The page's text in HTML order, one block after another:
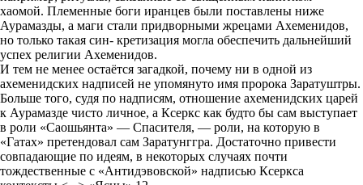
хаомой. Племенные боги иранцев были поставлены ниже
Аурамазды, а маги стали придворными жрецами Ахеменидов,
но только такая син- кретизация могла обеспечить дальнейший
успех религии Ахеменидов.
И тем не менее остаётся загадкой, почему ни в одной из
ахеменидских надписей не упомянуто имя пророка Заратуштры.
Больше того, судя по надписям, отношение ахеменидских царей
к Аурамазде чисто личное, а Ксеркс как будто бы сам выступает
в роли «Саошьянта» — Спасителя, — роли, на которую в
«Гатах» претендовал сам Заратунггра. Достаточно привести
совпадающие по идеям, в некоторых случаях почти
тождественные с «Антидэвовской» надписью Ксеркса